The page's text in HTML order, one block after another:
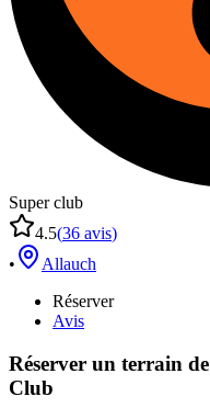
Super club
4.5(36 avis)
•
Allauch
Réserver
Avis
Réserver un terrain de
Club